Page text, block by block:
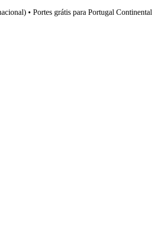
• Portes grátis para Portugal Continental